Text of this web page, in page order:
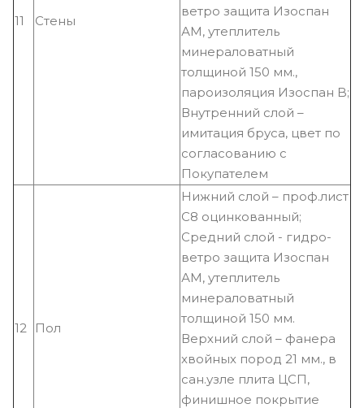
11 Стены
ветро защита Изоспан
АM, утеплитель
минераловатный
толщиной 150 мм.,
пароизоляция Изоспан B;
Внутренний слой –
имитация бруса, цвет по
согласованию с
Покупателем
12 Пол
Нижний слой – проф.лист
С8 оцинкованный;
Средний слой - гидро-
ветро защита Изоспан
АМ, утеплитель
минераловатный
толщиной 150 мм.
Верхний слой – фанера
хвойных пород 21 мм., в
сан.узле плита ЦСП,
финишное покрытие